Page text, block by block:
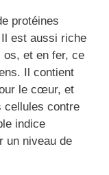
protéines
est aussi riche
os, et en fer, ce
Il contient
le cœur, et
cellules contre
indice
un niveau de